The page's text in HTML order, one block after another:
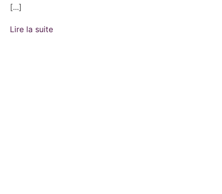
[...]
Lire la suite